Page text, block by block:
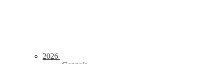
2026